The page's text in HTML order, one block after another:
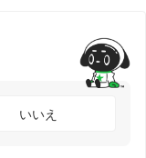
いいえ